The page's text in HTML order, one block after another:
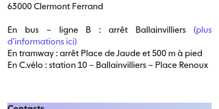
63000 Clermont Ferrand
En bus – ligne B : arrêt Ballainvilliers (plus
d’informations ici)
En tramway : arrêt Place de Jaude et 500 m à pied
En C.vélo : station 10 – Ballainvilliers – Place Renoux